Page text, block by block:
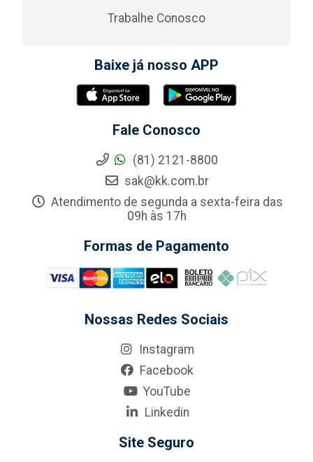
Trabalhe Conosco
Baixe já nosso APP
Fale Conosco
(81) 2121-8800
sak@kk.com.br
Atendimento de segunda a sexta-feira das
09h às 17h
Formas de Pagamento
Nossas Redes Sociais
Instagram
Facebook
YouTube
Linkedin
Site Seguro